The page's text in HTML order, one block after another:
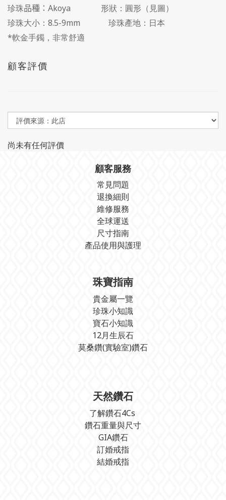
珍珠品種：Akoya 形狀：圓形（見圖）
珍珠大小：8.5-9mm 珍珠產地：日本
*軟金手鐲，非常舒適
顧客評價
尚未有任何評價
顧客服務
常見問題
退換細則
維修服務
全球運送
尺寸指南
產品使用與護理
珠寶指南
貴金屬一覽
珍珠小知識
寶石小知識
12月生辰石
莫桑鑽(實驗室)鑽石
天然鑽石
了解鑽石4Cs
鑽石重量與尺寸
GIA鑽石
訂婚戒指
結婚戒指